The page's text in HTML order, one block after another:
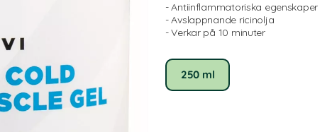
- Antiinflammatoriska egenskaper
- Avslappnande ricinolja
- Verkar på 10 minuter
250 ml